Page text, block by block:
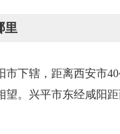
里
市下辖，距离西安市
望。兴平市东经咸阳